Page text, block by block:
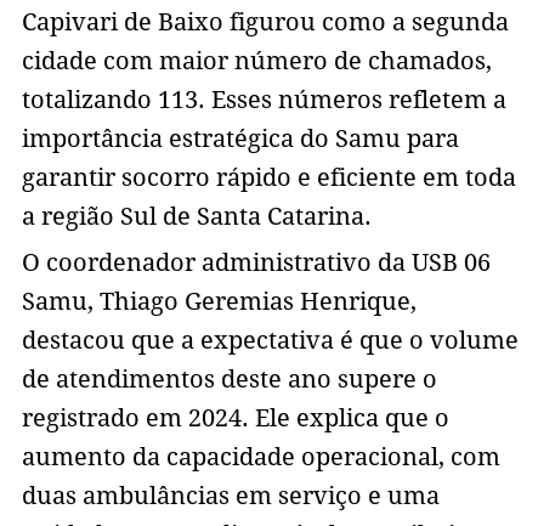
Capivari de Baixo figurou como a segunda
cidade com maior número de chamados,
totalizando 113. Esses números refletem a
importância estratégica do Samu para
garantir socorro rápido e eficiente em toda
a região Sul de Santa Catarina.
O coordenador administrativo da USB 06
Samu, Thiago Geremias Henrique,
destacou que a expectativa é que o volume
de atendimentos deste ano supere o
registrado em 2024. Ele explica que o
aumento da capacidade operacional, com
duas ambulâncias em serviço e uma